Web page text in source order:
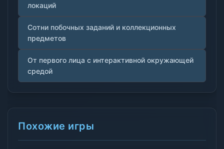
локаций
Сотни побочных заданий и коллекционных
предметов
От первого лица с интерактивной окружающей
средой
Похожие игры